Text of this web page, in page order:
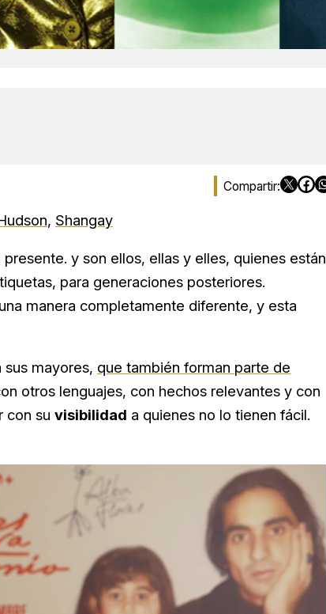
, Shangay
y son ellos, ellas y elles, quienes están
para generaciones posteriores.
manera completamente diferente, y esta
mayores, que también forman parte de
otros lenguajes, con hechos relevantes y con
con su visibilidad a quienes no lo tienen fácil.